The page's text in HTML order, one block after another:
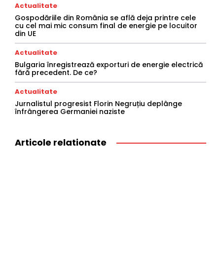
Actualitate
Gospodăriile din România se află deja printre cele
cu cel mai mic consum final de energie pe locuitor
din UE
Actualitate
Bulgaria înregistrează exporturi de energie electrică
fără precedent. De ce?
Actualitate
Jurnalistul progresist Florin Negruțiu deplânge
înfrângerea Germaniei naziste
Articole relationate